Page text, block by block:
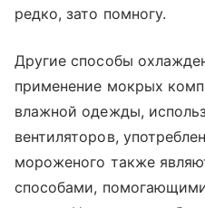
редко, зато помногу.
Другие способы
применение мокрых
влажной одежды,
вентиляторов,
мороженого также
способами,